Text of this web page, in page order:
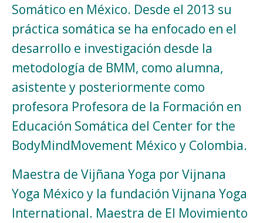
Somático en México. Desde el 2013 su
práctica somática se ha enfocado en el
desarrollo e investigación desde la
metodología de BMM, como alumna,
asistente y posteriormente como
profesora Profesora de la Formación en
Educación Somática del Center for the
BodyMindMovement México y Colombia.
Maestra de Vijñana Yoga por Vijnana
Yoga México y la fundación Vijnana Yoga
International. Maestra de El Movimiento